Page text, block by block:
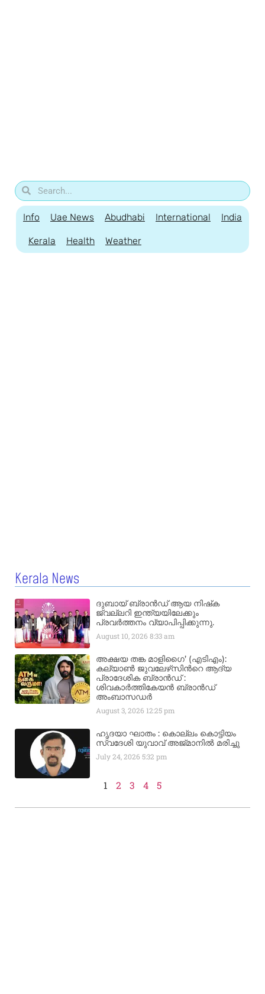
Info Uae News Abudhabi International India
Kerala Health Weather
Kerala News
ദുബായ് ബ്രാൻഡ് ആയ നിഷ്‌ക
ജ്വല്ലറി ഇന്ത്യയിലേക്കും
പ്രവർത്തനം വ്യാപിപ്പിക്കുന്നു.
August 10, 20268:33 am
അക്ഷയ തങ്ക മാളിഗൈ’ (എടിഎം):
കല്യാണ്‍ ജുവലേഴ്‌സിന്‍റെ ആദ്യ
പ്രാദേശിക ബ്രാന്‍ഡ് :
ശിവകാര്‍ത്തികേയന്‍ ബ്രാന്‍ഡ്
അംബാസഡര്‍
August 3, 2026 12:25 pm
ഹൃദയാ ഘാതം : കൊല്ലം കൊട്ടിയം
സ്വദേശി യുവാവ് അജ്മാനിൽ മരിച്ചു
July 24, 20265:32 pm
1 2 3 4 5